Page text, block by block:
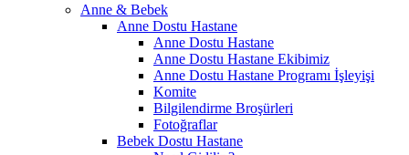
Anne & Bebek
Anne Dostu Hastane
Anne Dostu Hastane
Anne Dostu Hastane Ekibimiz
Anne Dostu Hastane Programı İşleyişi
Komite
Bilgilendirme Broşürleri
Fotoğraflar
Bebek Dostu Hastane